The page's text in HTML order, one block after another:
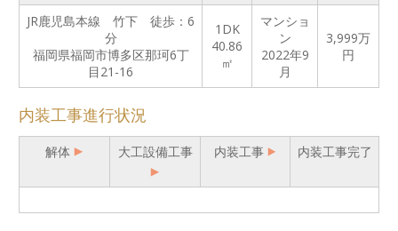
JR鹿児島本線 竹下 徒歩：6
分
福岡県福岡市博多区那珂6丁
目21-16
1DK
40.86
㎡
マンショ
ン
2022年9
月
3,999万
円
内装工事進行状況
解体 大工設備工事 内装工事 内装工事完了